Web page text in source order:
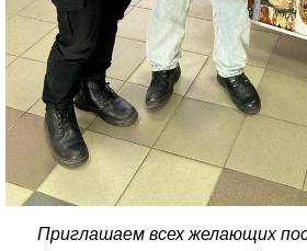
Приглашаем всех желающих